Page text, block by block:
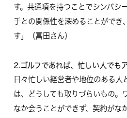
す。共通項を持つことでシンパシ
手との関係性を深めることができ
す」（冨田さん）
2.ゴルフであれば、忙しい人でも
日々忙しい経営者や地位のある人
は、どうしても取りづらいもの。
なか会うことができず、契約がな